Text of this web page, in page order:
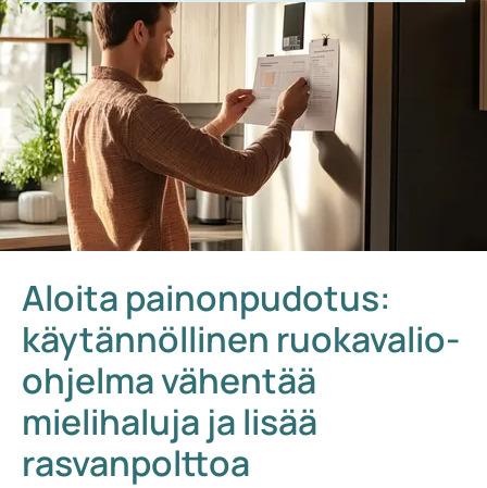
Aloita painonpudotus:
käytännöllinen ruokavalio-
ohjelma vähentää
mielihaluja ja lisää
rasvanpolttoa